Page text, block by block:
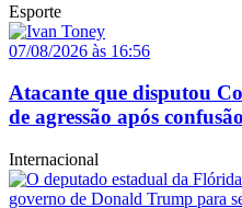
Esporte
07/08/2026 às 16:56
Atacante que disputou
de agressão após
Internacional